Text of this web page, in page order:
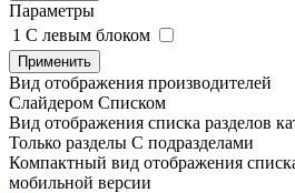
Параметры
1 C левым блоком
Применить
Вид отображения производителей
Слайдером Списком
Вид отображения списка разделов
Только разделы С подразделами
Компактный вид отображения
мобильной версии